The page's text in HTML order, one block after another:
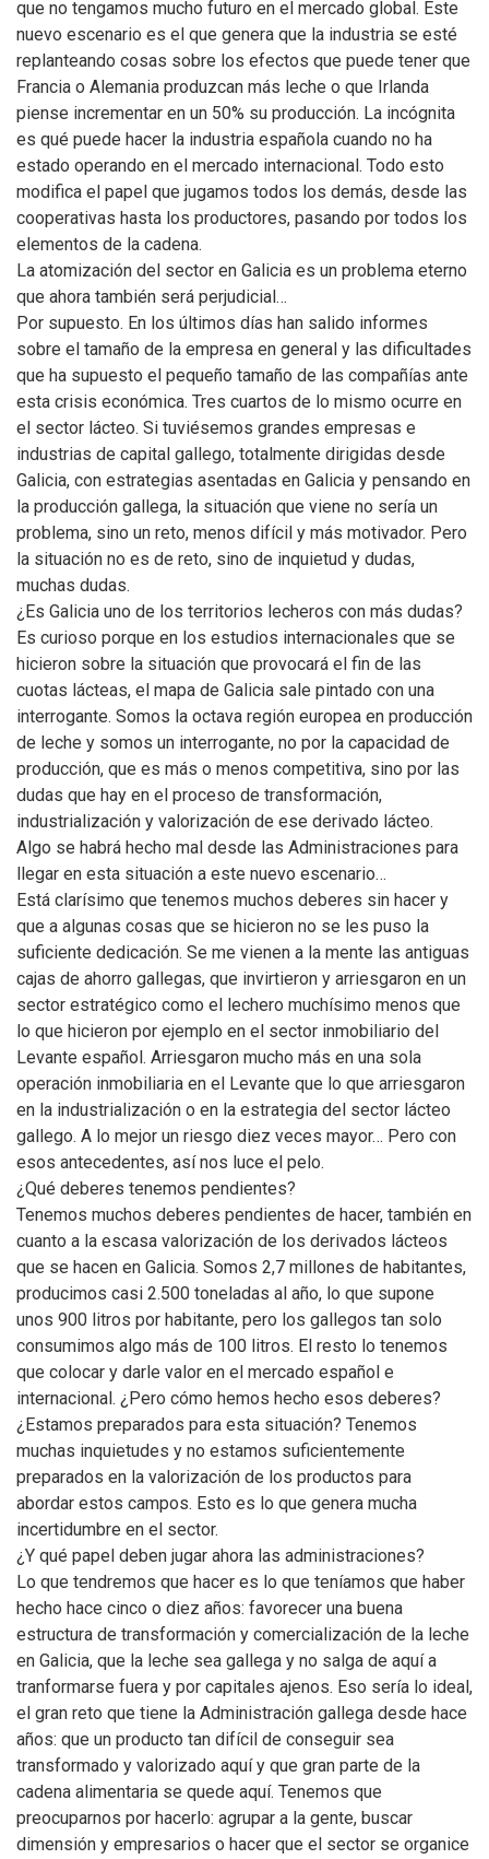
que no tengamos mucho futuro en el mercado global. Este
nuevo escenario es el que genera que la industria se esté
replanteando cosas sobre los efectos que puede tener que
Francia o Alemania produzcan más leche o que Irlanda
piense incrementar en un 50% su producción. La incógnita
es qué puede hacer la industria española cuando no ha
estado operando en el mercado internacional. Todo esto
modifica el papel que jugamos todos los demás, desde las
cooperativas hasta los productores, pasando por todos los
elementos de la cadena.
La atomización del sector en Galicia es un problema eterno
que ahora también será perjudicial…
Por supuesto. En los últimos días han salido informes
sobre el tamaño de la empresa en general y las dificultades
que ha supuesto el pequeño tamaño de las compañías ante
esta crisis económica. Tres cuartos de lo mismo ocurre en
el sector lácteo. Si tuviésemos grandes empresas e
industrias de capital gallego, totalmente dirigidas desde
Galicia, con estrategias asentadas en Galicia y pensando en
la producción gallega, la situación que viene no sería un
problema, sino un reto, menos difícil y más motivador. Pero
la situación no es de reto, sino de inquietud y dudas,
muchas dudas.
¿Es Galicia uno de los territorios lecheros con más dudas?
Es curioso porque en los estudios internacionales que se
hicieron sobre la situación que provocará el fin de las
cuotas lácteas, el mapa de Galicia sale pintado con una
interrogante. Somos la octava región europea en producción
de leche y somos un interrogante, no por la capacidad de
producción, que es más o menos competitiva, sino por las
dudas que hay en el proceso de transformación,
industrialización y valorización de ese derivado lácteo.
Algo se habrá hecho mal desde las Administraciones para
llegar en esta situación a este nuevo escenario…
Está clarísimo que tenemos muchos deberes sin hacer y
que a algunas cosas que se hicieron no se les puso la
suficiente dedicación. Se me vienen a la mente las antiguas
cajas de ahorro gallegas, que invirtieron y arriesgaron en un
sector estratégico como el lechero muchísimo menos que
lo que hicieron por ejemplo en el sector inmobiliario del
Levante español. Arriesgaron mucho más en una sola
operación inmobiliaria en el Levante que lo que arriesgaron
en la industrialización o en la estrategia del sector lácteo
gallego. A lo mejor un riesgo diez veces mayor… Pero con
esos antecedentes, así nos luce el pelo.
¿Qué deberes tenemos pendientes?
Tenemos muchos deberes pendientes de hacer, también en
cuanto a la escasa valorización de los derivados lácteos
que se hacen en Galicia. Somos 2,7 millones de habitantes,
producimos casi 2.500 toneladas al año, lo que supone
unos 900 litros por habitante, pero los gallegos tan solo
consumimos algo más de 100 litros. El resto lo tenemos
que colocar y darle valor en el mercado español e
internacional. ¿Pero cómo hemos hecho esos deberes?
¿Estamos preparados para esta situación? Tenemos
muchas inquietudes y no estamos suficientemente
preparados en la valorización de los productos para
abordar estos campos. Esto es lo que genera mucha
incertidumbre en el sector.
¿Y qué papel deben jugar ahora las administraciones?
Lo que tendremos que hacer es lo que teníamos que haber
hecho hace cinco o diez años: favorecer una buena
estructura de transformación y comercialización de la leche
en Galicia, que la leche sea gallega y no salga de aquí a
tranformarse fuera y por capitales ajenos. Eso sería lo ideal,
el gran reto que tiene la Administración gallega desde hace
años: que un producto tan difícil de conseguir sea
transformado y valorizado aquí y que gran parte de la
cadena alimentaria se quede aquí. Tenemos que
preocuparnos por hacerlo: agrupar a la gente, buscar
dimensión y empresarios o hacer que el sector se organice